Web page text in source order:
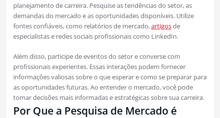
planejamento de carreira. Pesquise as tendências do setor, as
demandas do mercado e as oportunidades disponíveis. Utilize
fontes confiáveis, como relatórios de mercado,artigosde
especialistas e redes sociais profissionais como LinkedIn.
Além disso, participe de eventos do setor e converse com
profissionais experientes. Essas interações podem fornecer
informações valiosas sobre o que esperar e como se preparar para
as oportunidades futuras. Ao entender o mercado, você pode
tomar decisões mais informadas e estratégicas sobre sua carreira.
Por Que a Pesquisa de Mercado é